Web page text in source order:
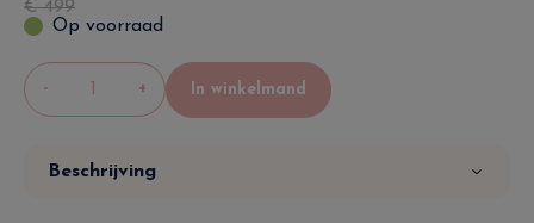
€499
Op voorraad
- + In winkelmand
Beschrijving